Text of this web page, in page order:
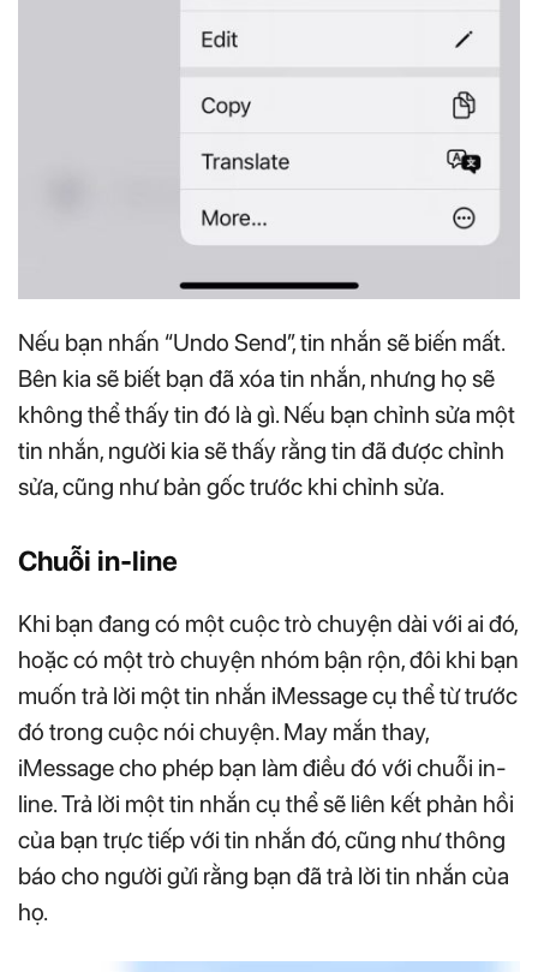
Nếu bạn nhấn “Undo Send”, tin nhắn sẽ biến mất.
Bên kia sẽ biết bạn đã xóa tin nhắn, nhưng họ sẽ
không thể thấy tin đó là gì. Nếu bạn chỉnh sửa một
tin nhắn, người kia sẽ thấy rằng tin đã được chỉnh
sửa, cũng như bản gốc trước khi chỉnh sửa.
Chuỗi in-line
Khi bạn đang có một cuộc trò chuyện dài với ai đó,
hoặc có một trò chuyện nhóm bận rộn, đôi khi bạn
muốn trả lời một tin nhắn iMessage cụ thể từ trước
đó trong cuộc nói chuyện. May mắn thay,
iMessage cho phép bạn làm điều đó với chuỗi in-
line. Trả lời một tin nhắn cụ thể sẽ liên kết phản hồi
của bạn trực tiếp với tin nhắn đó, cũng như thông
báo cho người gửi rằng bạn đã trả lời tin nhắn của
họ.